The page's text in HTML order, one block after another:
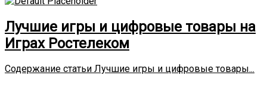
Лучшие игры и цифровые товары на
Играх Ростелеком
Содержание статьи Лучшие игры и цифровые товары...